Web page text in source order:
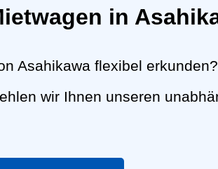
in
Asahikawa flexibel
wir Ihnen unseren